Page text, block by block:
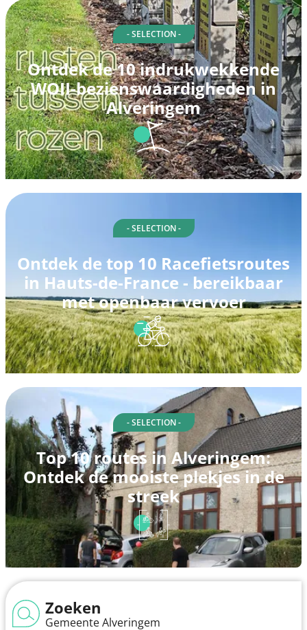
- SELECTION -
Ontdek de 10 indrukwekkende
WOII-bezienswaardigheden in
Alveringem
- SELECTION -
Ontdek de top 10 Racefietsroutes
in Hauts-de-France - bereikbaar
met openbaar vervoer
- SELECTION -
Top 10 routes in Alveringem:
Ontdek de mooiste plekjes in de
streek
Zoeken
Gemeente Alveringem